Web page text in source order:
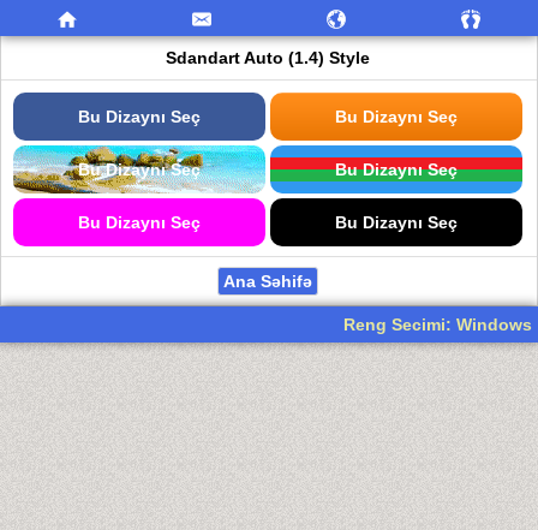
Sdandart Auto (1.4) Style
Bu Dizaynı Seç Bu Dizaynı Seç
Bu Dizaynı Seç Bu Dizaynı Seç
Bu Dizaynı Seç Bu Dizaynı Seç
Ana Səhifə
Reng Secimi: Windows